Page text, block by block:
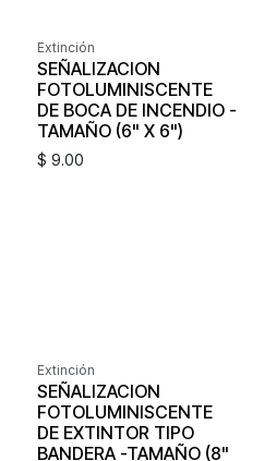
Extinción
SEÑALIZACION
FOTOLUMINISCENTE
DE BOCA DE INCENDIO -
TAMAÑO (6" X 6")
$ 9.00
Extinción
SEÑALIZACION
FOTOLUMINISCENTE
DE EXTINTOR TIPO
BANDERA -TAMAÑO (8"